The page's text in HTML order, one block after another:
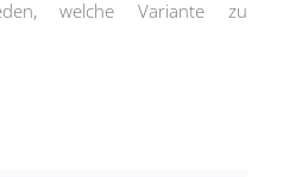
welche Variante zu